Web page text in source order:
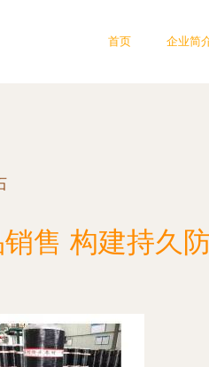
首页 企业简
售 构建持久